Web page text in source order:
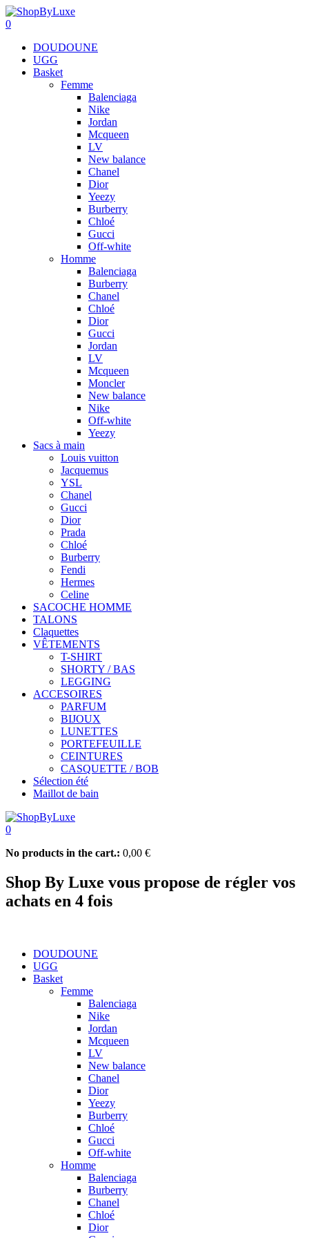
0
DOUDOUNE
UGG
Basket
Femme
Balenciaga
Nike
Jordan
Mcqueen
LV
New balance
Chanel
Dior
Yeezy
Burberry
Chloé
Gucci
Off-white
Homme
Balenciaga
Burberry
Chanel
Chloé
Dior
Gucci
Jordan
LV
Mcqueen
Moncler
New balance
Nike
Off-white
Yeezy
Sacs à main
Louis vuitton
Jacquemus
YSL
Chanel
Gucci
Dior
Prada
Chloé
Burberry
Fendi
Hermes
Celine
SACOCHE HOMME
TALONS
Claquettes
VÊTEMENTS
T-SHIRT
SHORTY / BAS
LEGGING
ACCESOIRES
PARFUM
BIJOUX
LUNETTES
PORTEFEUILLE
CEINTURES
CASQUETTE / BOB
Sélection été
Maillot de bain
0
No products in the cart.: 0,00 €
Shop By Luxe vous propose de régler vos
achats en 4 fois
DOUDOUNE
UGG
Basket
Femme
Balenciaga
Nike
Jordan
Mcqueen
LV
New balance
Chanel
Dior
Yeezy
Burberry
Chloé
Gucci
Off-white
Homme
Balenciaga
Burberry
Chanel
Chloé
Dior